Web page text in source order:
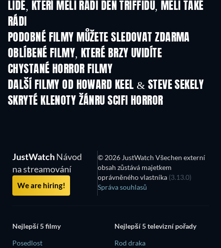
LIDÉ, KTEŘÍ MĚLI RÁDI DEN TRIFFIDŮ, MĚLI TAKÉ
RÁDI
PODOBNÉ FILMY MŮŽETE SLEDOVAT ZDARMA
OBLÍBENÉ FILMY, KTERÉ BRZY UVIDÍTE
CHYSTANÉ HORROR FILMY
DALŠÍ FILMY OD HOWARD KEEL & STEVE SEKELY
SKRYTÉ KLENOTY ŽÁNRU SCIFI HORROR
JustWatchNávod
na streamování
We are hiring!
© 2026 JustWatch Všechen externí
obsah zůstává majetkem
oprávněného vlastníka (3.13.0)
Správa souhlasů
Nejlepší 5 filmy
Posedlost
Nejlepší 5 televizní pořady
Rod draka